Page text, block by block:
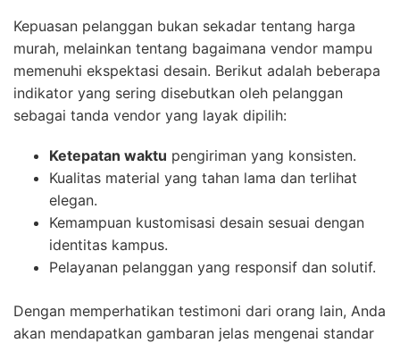
Kepuasan pelanggan bukan sekadar tentang harga
murah, melainkan tentang bagaimana vendor mampu
memenuhi ekspektasi desain. Berikut adalah beberapa
indikator yang sering disebutkan oleh pelanggan
sebagai tanda vendor yang layak dipilih:
Ketepatan waktu pengiriman yang konsisten.
Kualitas material yang tahan lama dan terlihat
elegan.
Kemampuan kustomisasi desain sesuai dengan
identitas kampus.
Pelayanan pelanggan yang responsif dan solutif.
Dengan memperhatikan testimoni dari orang lain, Anda
akan mendapatkan gambaran jelas mengenai standar